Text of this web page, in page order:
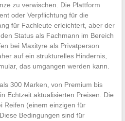
zu verwischen. Die Plattform
oder Verpflichtung für die
für Fachleute erleichtert, aber der
Status als Fachmann im Bereich
bei Maxityre als Privatperson
auf ein strukturelles Hindernis,
das umgangen werden kann.
300 Marken, von Premium bis
Echtzeit aktualisierten Preisen. Die
Reifen (einem einzigen für
Bedingungen sind für